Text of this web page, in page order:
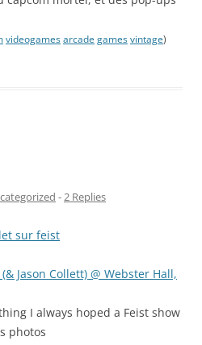
videogames arcade games vintage)
-2 Replies
sur feist
Jason Collett) @ Webster Hall,
I always hoped a Feist show
photos